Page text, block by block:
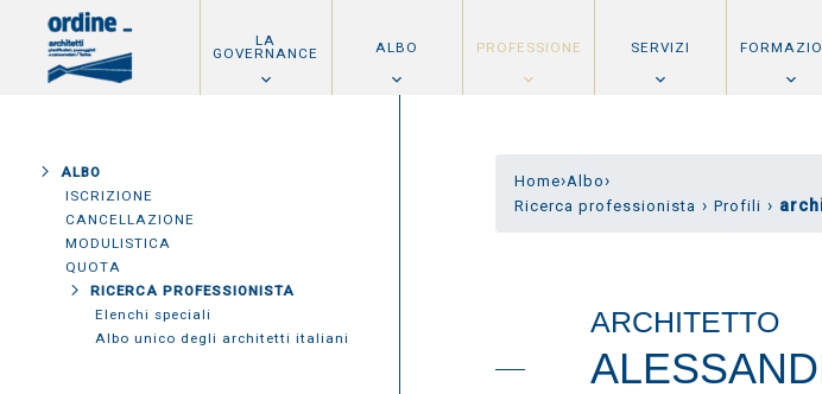
LA
GOVERNANCE ALBO PROFESSIONE SERVIZI
ALBO
ISCRIZIONE
CANCELLAZIONE
MODULISTICA
QUOTA
RICERCA PROFESSIONISTA
Elenchi speciali
Albo unico degli architetti italiani
Home›Albo›
Ricerca professionista › Profili ›
ARCHITETTO